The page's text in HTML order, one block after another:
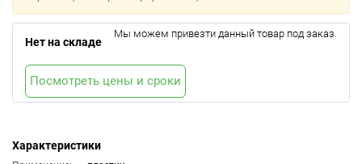
Характеристики
Нет на складе
Мы можем привезти данный товар под заказ.
Посмотреть цены и сроки